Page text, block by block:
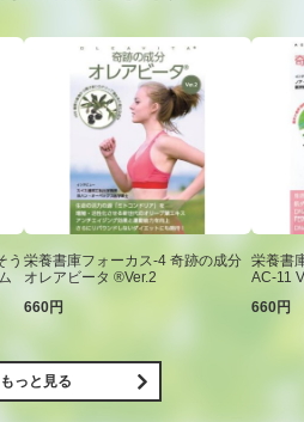
う 栄養書庫フォーカス-4 奇跡の成分
オレアビータ ®Ver.2
660円
栄養書
AC-11
660円
もっと見る